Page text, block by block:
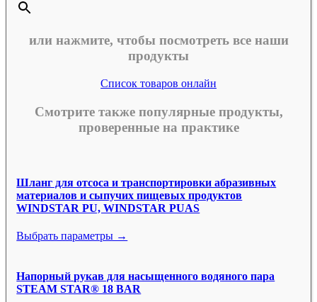
или нажмите, чтобы посмотреть все наши
продукты
Список товаров онлайн
Смотрите также популярные продукты,
проверенные на практике
Шланг для отсоса и транспортировки абразивных
материалов и сыпучих пищевых продуктов
WINDSTAR PU, WINDSTAR PUAS
Выбрать параметры →
Напорный рукав для насыщенного водяного пара
STEAM STAR® 18 BAR